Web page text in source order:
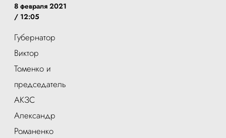
8 февраля 2021
/ 12:05
Губернатор
Виктор
Томенко и
председатель
АКЗС
Александр
Романенко